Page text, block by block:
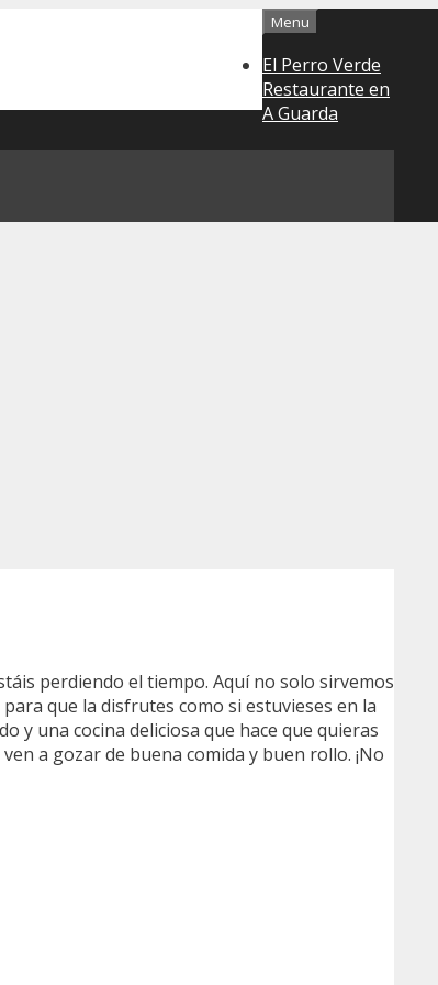
Menu
El Perro Verde
Restaurante en
A Guarda
perdiendo el tiempo. Aquí no solo sirvemos
para que la disfrutes como si estuvieses en la
y una cocina deliciosa que hace que quieras
a gozar de buena comida y buen rollo. ¡No